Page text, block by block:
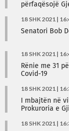
përfaqësojë
18 SHK 2021 |
Senatori Bob
18 SHK 2021 |
Rënie me 31
Covid-19
18 SHK 2021 |
I mbajtën në
Prokuroria e
18 SHK 2021 |